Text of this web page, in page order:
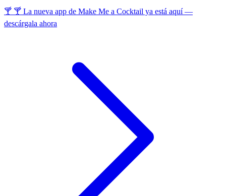
🍸 🍸 La nueva app de Make Me a Cocktail ya está aquí —
descárgala ahora